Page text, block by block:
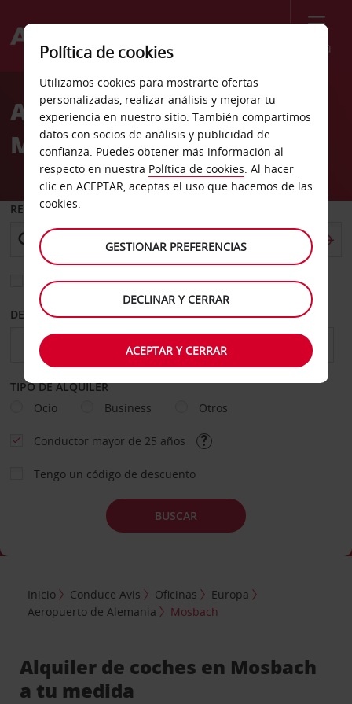
Menú
Welcome
AvisAlquiler de coches
Mosbach
RECOGER EN
Elegir otra oficina de devolución
DESDE HASTA
TIPO DE ALQUILER
Ocio
Business Otros
Conductor mayor de 25 años
Tengo un código de descuento
BUSCAR
Inicio Conduce Avis Oficinas
Europa
Aeropuerto de Alemania
Mosbach
Alquiler de coches en Mosbach
a tu medida
Política de cookies
Utilizamos cookies para mostrarte ofertas
personalizadas, realizar análisis y mejorar tu
experiencia en nuestro sitio. También compartimos
datos con socios de análisis y publicidad de
confianza. Puedes obtener más información al
respecto en nuestra Política de cookies. Al hacer
clic en ACEPTAR, aceptas el uso que hacemos de las
cookies.
GESTIONAR PREFERENCIAS
DECLINAR Y CERRAR
ACEPTAR Y CERRAR